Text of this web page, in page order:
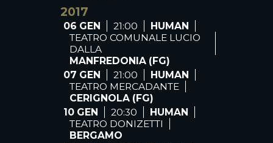
2017
06 GEN 21:00
HUMAN
TEATRO COMUNALE LUCIO
DALLA
MANFREDONIA (FG)
07 GEN
21:00
HUMAN
TEATRO MERCADANTE
CERIGNOLA (FG)
10 GEN
20:30
HUMAN
TEATRO DONIZETTI
BERGAMO